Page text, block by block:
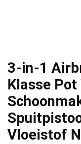
3-in-1
Klasse Pot
Vloeistof